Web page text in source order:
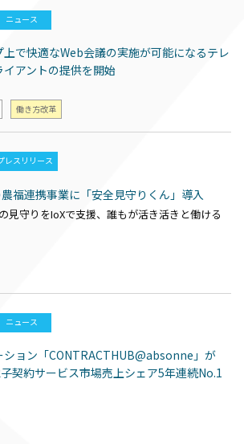
ニュース
で快適なWeb会議の実施が可能になるテレ
アントの提供を開始
働き方改革
レスリリース
福連携事業に「安全見守りくん」導入
見守りをIoXで支援、誰もが活き活きと働ける
ニュース
ション「CONTRACTHUB@absonne」が
契約サービス市場売上シェア5年連続No.1